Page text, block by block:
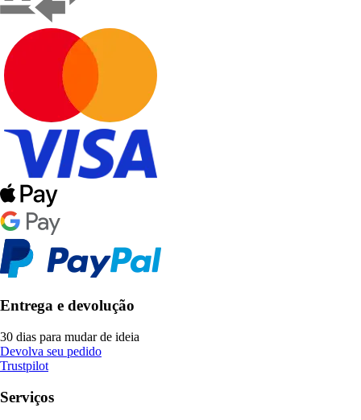
Entrega e devolução
30 dias para mudar de ideia
Devolva seu pedido
Trustpilot
Serviços